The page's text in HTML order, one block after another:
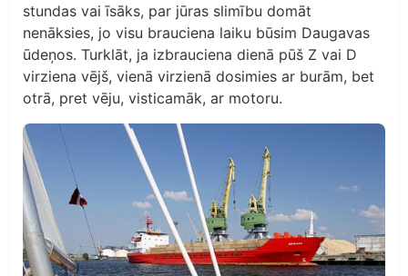
stundas vai īsāks, par jūras slimību domāt
nenāksies, jo visu brauciena laiku būsim Daugavas
ūdeņos. Turklāt, ja izbrauciena dienā pūš Z vai D
virziena vējš, vienā virzienā dosimies ar burām, bet
otrā, pret vēju, visticamāk, ar motoru.